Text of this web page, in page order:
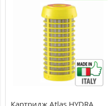
Картридж Atlas HYDRA